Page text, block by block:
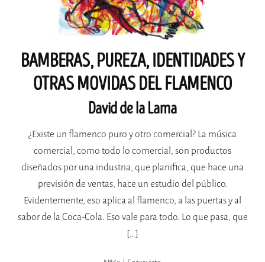
BAMBERAS, PUREZA, IDENTIDADES Y
OTRAS MOVIDAS DEL FLAMENCO
David de la Lama
¿Existe un flamenco puro y otro comercial? La música
comercial, como todo lo comercial, son productos
diseñados por una industria, que planifica, que hace una
previsión de ventas, hace un estudio del público.
Evidentemente, eso aplica al flamenco, a las puertas y al
sabor de la Coca-Cola. Eso vale para todo. Lo que pasa, que
[…]